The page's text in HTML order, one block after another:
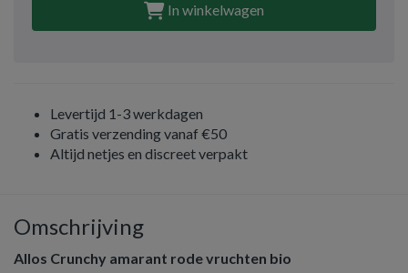
In winkelwagen
Levertijd 1-3 werkdagen
Gratis verzending vanaf €50
Altijd netjes en discreet verpakt
Omschrijving
Allos Crunchy amarant rode vruchten bio